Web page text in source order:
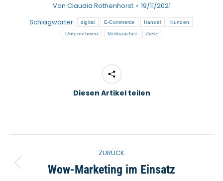
Von Claudia Rothenhorst
19/11/2021
Schlagwörter:
digital E-Commerce Handel Kunden
Unternehmen Verbraucher Ziele
Diesen Artikel teilen
ZURÜCK
Vorheriger
Wow-Marketing im Einsatz